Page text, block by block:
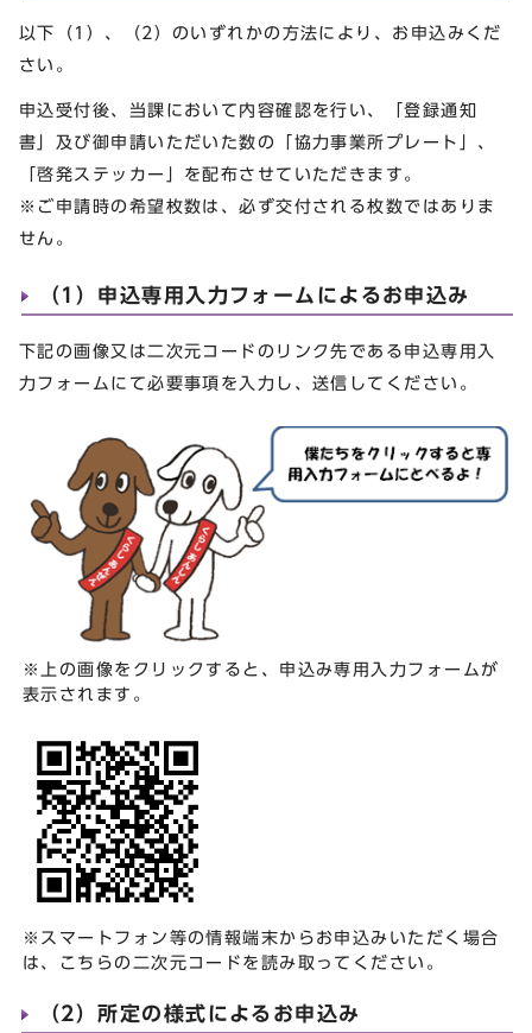
以下（1）、（2）のいずれかの方法により、お申込みくだ
さい。
申込受付後、当課において内容確認を行い、「登録通知
書」及び御申請いただいた数の「協力事業所プレート」、
「啓発ステッカー」を配布させていただきます。
※ご申請時の希望枚数は、必ず交付される枚数ではありま
せん。
（1）申込専用入力フォームによるお申込み
下記の画像又は二次元コードのリンク先である申込専用入
力フォームにて必要事項を入力し、送信してください。
※上の画像をクリックすると、申込み専用入力フォームが
表示されます。
※スマートフォン等の情報端末からお申込みいただく場合
は、こちらの二次元コードを読み取ってください。
（2）所定の様式によるお申込み